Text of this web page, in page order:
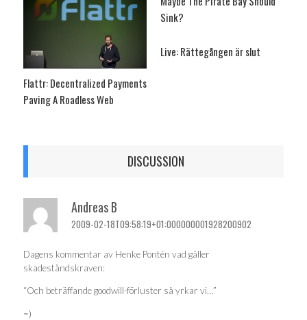
Flattr: Decentralized Payments
Paving A Roadless Web
Sink?
Live: Rättegången är slut
DISCUSSION
Andreas B
2009-02-18T09:58:19+01:000000001928200902
Dagens kommentar av Henke Pontén vad gäller
skadeståndskraven:
“Och beträffande goodwill-förluster så yrkar vi…”
=)